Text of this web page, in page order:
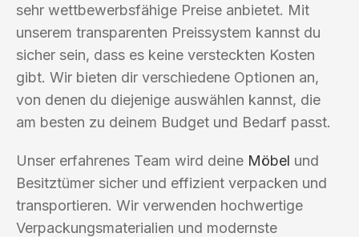
sehr wettbewerbsfähige Preise anbietet. Mit
unserem transparenten Preissystem kannst du
sicher sein, dass es keine versteckten Kosten
gibt. Wir bieten dir verschiedene Optionen an,
von denen du diejenige auswählen kannst, die
am besten zu deinem Budget und Bedarf passt.
Unser erfahrenes Team wird deine Möbel und
Besitztümer sicher und effizient verpacken und
transportieren. Wir verwenden hochwertige
Verpackungsmaterialien und modernste